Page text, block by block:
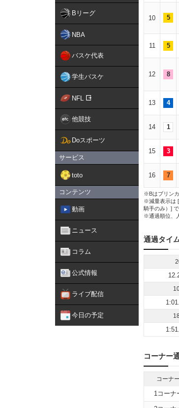
Bリーグ
NBA
バスケ代表
学生バスケ
NFL
他競技
Doスポーツ
サービス
toto
コンテンツ
動画
ニュース
コラム
公式情報
ライブ配信
今日の予定
10 5
11 5
12 8
13 4
14 1
15 3
16 7
※Bはブリン
※減量表示は [
騎手のみ）] で
※通過順位、
通過タイ
コーナー
コーナー
1コーナ